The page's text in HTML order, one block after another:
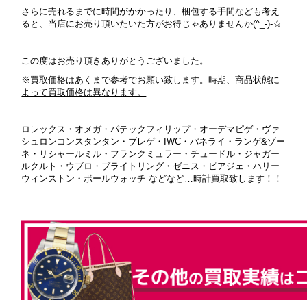
さらに売れるまでに時間がかかったり、梱包する手間なども考え
ると、当店にお売り頂いたいた方がお得じゃありませんか(^_-)-☆
この度はお売り頂きありがとうございました。
※買取価格はあくまで参考でお願い致します。時期、商品状態に
よって買取価格は異なります。
ロレックス・オメガ・パテックフィリップ・オーデマピゲ・ヴァ
シュロンコンスタンタン・ブレゲ・IWC・パネライ・ランゲ&ゾー
ネ・リシャールミル・フランクミュラー・チュードル・ジャガー
ルクルト・ウブロ・ブライトリング・ゼニス・ピアジェ・ハリー
ウィンストン・ボールウォッチ などなど…時計買取致します！！